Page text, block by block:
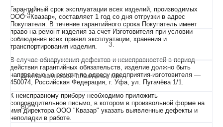
2,4*
3.
Длина замковой пластины, мм
80**
Гарантийный срок эксплуатации всех изделий, производимых
ООО «Квазар», составляет 1 год со дня отгрузки в адрес
Покупателя. В течение гарантийного срока Покупатель имеет
право на ремонт изделия за счет Изготовителя при условии
соблюдения всех правил эксплуатации, хранения и
транспортирования изделия.
В случае обнаружения дефектов и неисправностей в период
действия гарантийных обязательств, изделие должно быть
направлено на ремонт по адресу предприятия-изготовителя —
450074, Российская Федерация, г. Уфа, ул. Пугачёва 1/1.
К неисправному прибору необходимо приложить
сопроводительное письмо, в котором в произвольной форме на
имя директора ООО "Квазар" указать выявленные дефекты и
неполадки в работе.